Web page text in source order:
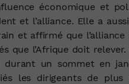
économique et
et l’alliance. Elle a
et affirmé que
que l’Afrique doit relever.
durant un sommet en
les dirigeants de plus